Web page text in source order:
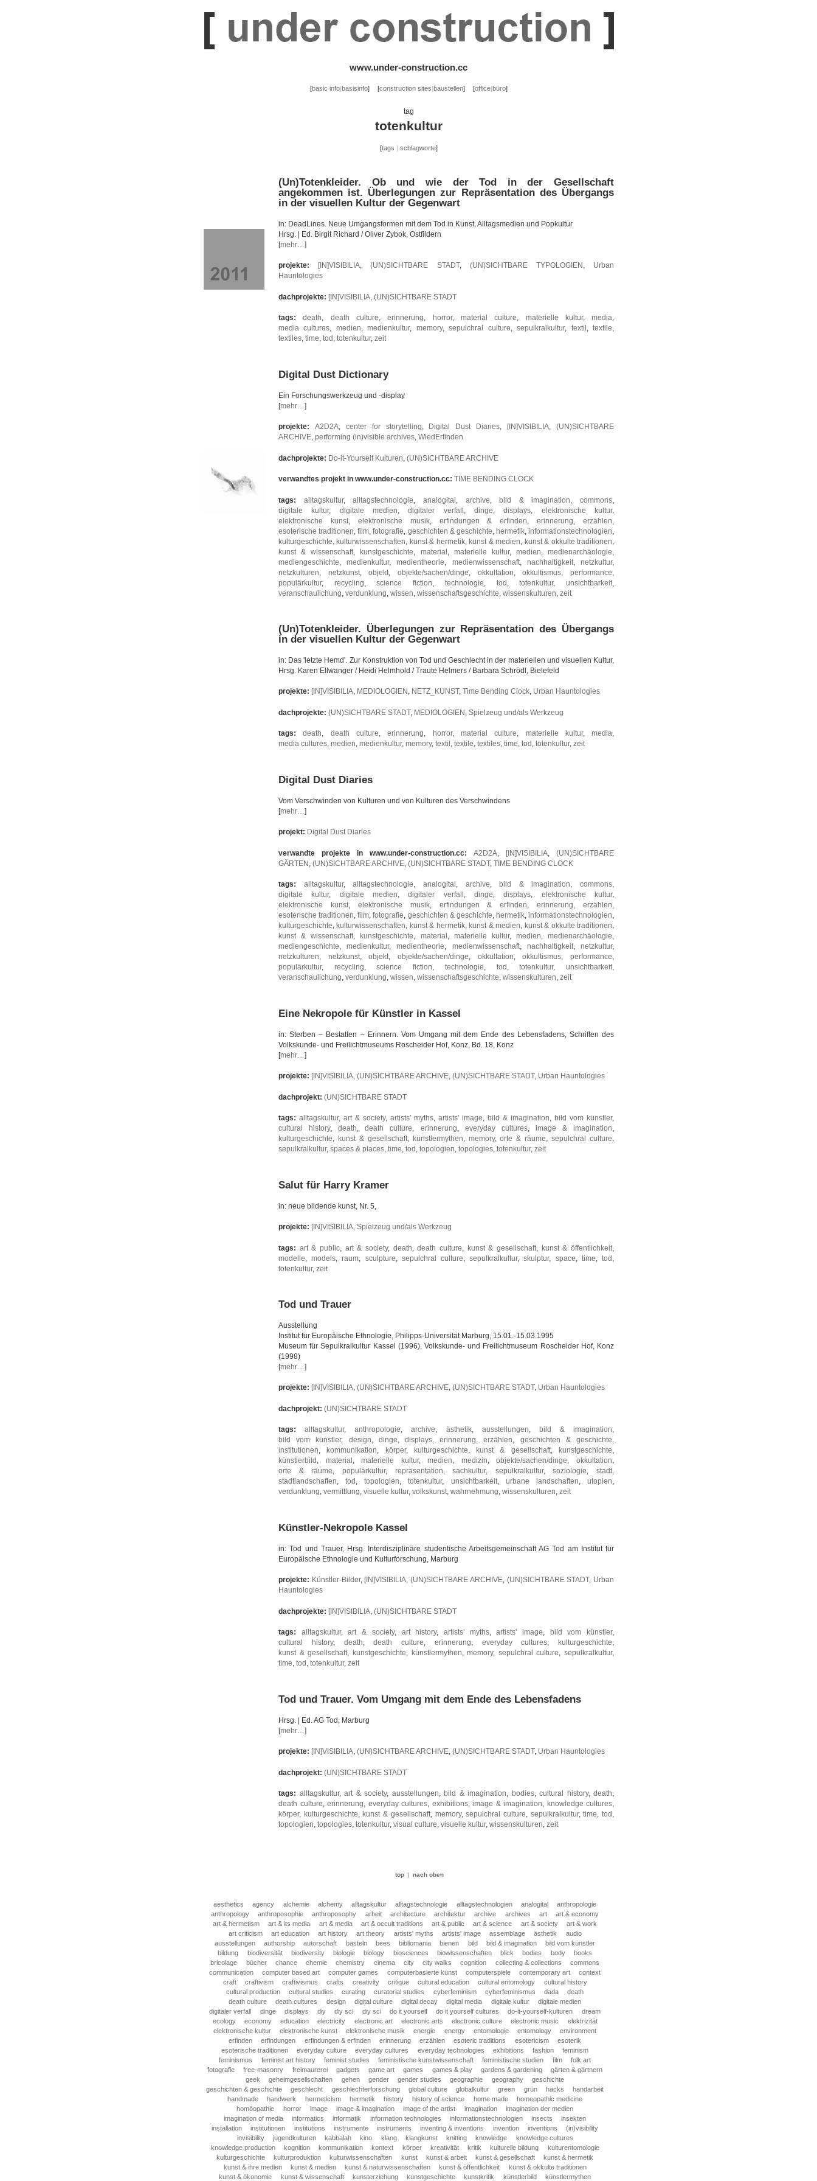
www.under-construction.cc
[basic info|basisinfo] [construction sites|baustellen] [office|büro]
tag
totenkultur
[tags schlagworte]
(Un)Totenkleider. Ob und wie der Tod in der Gesellschaft
angekommen ist. Überlegungen zur Repräsentation des Übergangs
in der visuellen Kultur der Gegenwart
in: DeadLines. Neue Umgangsformen mit dem Tod in Kunst, Alltagsmedien und Popkultur
Hrsg. | Ed. Birgit Richard / Oliver Zybok, Ostfildern
[mehr…]
projekte: [IN]VISIBILIA,(UN)SICHTBARE STADT, (UN)SICHTBARE TYPOLOGIEN , Urban
Hauntologies
dachprojekte: [IN]VISIBILIA (UN)SICHTBARE STADT
tags: death, death culture,erinnerung, horror, material culture, materielle kultur,media,
media cultures, medien,medienkultur, memory,sepulchral culture,sepulkralkultur, textil ,textile,
textiles, time, tod , totenkultur, zeit
Digital Dust Dictionary
Ein Forschungswerkzeug und -display
[mehr…]
projekte: A2D2A, center for storytelling, Digital Dust Diaries, [IN]VISIBILIA,(UN)SICHTBARE
ARCHIVE, performing (in)visible archives, WiedErfinden
dachprojekte: Do-it-Yourself Kulturen (UN)SICHTBARE ARCHIVE
verwandtes projekt in www.under-construction.cc: TIME BENDING CLOCK
tags: alltagskultur,alltagstechnologie analogital archive ,bild & imagination commons
digitale kultur, digitale medien ,digitaler verfall ,dinge ,displays elektronische kultur,
elektronische kunst, elektronische musik, erfindungen & erfinden ,erinnerung erzählen
esoterische traditionen ,film ,fotografie geschichten & geschichte hermetik, informationstechnologien
kulturgeschichte ,kulturwissenschaften kunst & hermetik,kunst & medien kunst & okkulte traditionen
kunst & wissenschaft ,kunstgeschichte material materielle kultur, medien medienarchäologie
mediengeschichte ,medienkultur,medientheorie medienwissenschaft, nachhaltigkeit,netzkultur,
netzkulturen
netzkunst,objekt ,objekte/sachen/dinge okkultation ,okkultismus ,performance
populärkultur, recycling ,science fiction technologie tod ,totenkultur,unsichtbarkeit
veranschaulichung verdunklung wissen wissenschaftsgeschichte wissenskulturen zeit
(Un)Totenkleider. Überlegungen zur Repräsentation des Übergangs
in der visuellen Kultur der Gegenwart
in: Das 'letzte Hemd'. Zur Konstruktion von Tod und Geschlecht in der materiellen und visuellen Kultur,
Hrsg. Karen Ellwanger / Heidi Helmhold / Traute Helmers / Barbara Schrödl, Bielefeld
projekte: [IN]VISIBILIA, MEDIOLOGIEN , NETZ_KUNST, Time Bending Clock, Urban Hauntologies
dachprojekte: (UN)SICHTBARE STADT, MEDIOLOGIEN Spielzeug und/als Werkzeug
tags: death, death culture,erinnerung, horror, material culture, materielle kultur,media,
media cultures, medien, medienkultur, memory, textil , textile, textiles, time, tod , totenkultur, zeit
Digital Dust Diaries
Vom Verschwinden von Kulturen und von Kulturen des Verschwindens
[mehr…]
projekt: Digital Dust Diaries
verwandte projekte in www.under-construction.cc: A2D2A [IN]VISIBILIA
(UN)SICHTBARE
GÄRTEN (UN)SICHTBARE ARCHIVE (UN)SICHTBARE STADT, TIME BENDING CLOCK
tags: alltagskultur,alltagstechnologie, analogital , archive, bild & imagination, commons,
digitale kultur, digitale medien,digitaler verfall ,dinge,displays, elektronische kultur,
elektronische kunst, elektronische musik, erfindungen & erfinden,erinnerung, erzählen,
esoterische traditionen,film,fotografie, geschichten & geschichte, hermetik, informationstechnologien,
kulturgeschichte, kulturwissenschaften, kunst & hermetik, kunst & medien, kunst & okkulte traditionen,
kunst & wissenschaft, kunstgeschichte, material , materielle kultur, medien, medienarchäologie,
mediengeschichte,medienkultur,medientheorie, medienwissenschaft, nachhaltigkeit,netzkultur,
netzkulturen, netzkunst,objekt,objekte/sachen/dinge, okkultation,okkultismus,performance,
populärkultur, recycling,science fiction, technologie, tod ,totenkultur,unsichtbarkeit,
veranschaulichung, verdunklung, wissen, wissenschaftsgeschichte, wissenskulturen, zeit
Eine Nekropole für Künstler in Kassel
in: Sterben – Bestatten – Erinnern. Vom Umgang mit dem Ende des Lebensfadens, Schriften des
Volkskunde- und Freilichtmuseums Roscheider Hof, Konz, Bd. 18, Konz
[mehr…]
projekte: [IN]VISIBILIA, (UN)SICHTBARE ARCHIVE, (UN)SICHTBARE STADT, Urban Hauntologies
dachprojekt: (UN)SICHTBARE STADT
tags: alltagskultur, art & society, artists' myths, artists' image, bild & imagination, bild vom künstler,
cultural history,death,death culture, erinnerung, everyday cultures, image & imagination,
kulturgeschichte, kunst & gesellschaft, künstlermythen, memory,orte & räume,sepulchral culture,
sepulkralkultur, spaces & places, time, tod , topologien, topologies, totenkultur, zeit
Salut für Harry Kramer
in: neue bildende kunst, Nr. 5,
projekte: [IN]VISIBILIA, Spielzeug und/als Werkzeug
tags: art & public art & society, death ,death culture kunst & gesellschaft kunst & öffentlichkeit
modelle ,models ,raum sculpture sepulchral culture ,sepulkralkultur,skulptur, space time ,tod
totenkultur, zeit
Tod und Trauer
Ausstellung
Institut für Europäische Ethnologie, Philipps-Universität Marburg, 15.01.-15.03.1995
Museum für Sepulkralkultur Kassel (1996), Volkskunde- und Freilichtmuseum Roscheider Hof, Konz
(1998)
[mehr…]
projekte: [IN]VISIBILIA, (UN)SICHTBARE ARCHIVE, (UN)SICHTBARE STADT, Urban Hauntologies
dachprojekt: (UN)SICHTBARE STADT
tags: alltagskultur,anthropologie,archive, ästhetik, ausstellungen, bild & imagination,
bild vom künstler, design, dinge,displays,erinnerung,erzählen, geschichten & geschichte,
institutionen, kommunikation, körper, kulturgeschichte, kunst & gesellschaft, kunstgeschichte,
künstlerbild , material ,materielle kultur,medien, medizin,objekte/sachen/dinge,okkultation,
orte & räume, populärkultur, repräsentation,sachkultur, sepulkralkultur,soziologie, stadt,
stadtlandschaften,tod ,topologien,totenkultur, unsichtbarkeit, urbane landschaften,utopien,
verdunklung, vermittlung, visuelle kultur, volkskunst, wahrnehmung, wissenskulturen, zeit
Künstler-Nekropole Kassel
in: Tod und Trauer, Hrsg. Interdisziplinäre studentische Arbeitsgemeinschaft AG Tod am Institut für
Europäische Ethnologie und Kulturforschung, Marburg
projekte: Künstler-Bilder, [IN]VISIBILIA,(UN)SICHTBARE ARCHIVE, (UN)SICHTBARE STADT, Urban
Hauntologies
dachprojekte: [IN]VISIBILIA (UN)SICHTBARE STADT
tags: alltagskultur,art & society, art history, artists' myths,artists' image, bild vom künstler,
cultural history, death,death culture, erinnerung, everyday cultures, kulturgeschichte,
kunst & gesellschaft, kunstgeschichte, künstlermythen,memory, sepulchral culture, sepulkralkultur,
time, tod , totenkultur, zeit
Tod und Trauer. Vom Umgang mit dem Ende des Lebensfadens
Hrsg. | Ed. AG Tod, Marburg
[mehr…]
projekte: [IN]VISIBILIA, (UN)SICHTBARE ARCHIVE, (UN)SICHTBARE STADT, Urban Hauntologies
dachprojekt: (UN)SICHTBARE STADT
tags: alltagskultur, art & society, ausstellungen, bild & imagination, bodies, cultural history, death,
death culture, erinnerung, everyday cultures, exhibitions, image & imagination, knowledge cultures,
körper, kulturgeschichte, kunst & gesellschaft, memory,sepulchral culture, sepulkralkultur,time,tod ,
topologien, topologies, totenkultur, visual culture, visuelle kultur, wissenskulturen, zeit
top nach oben
aesthetics agency alchemie alchemy alltagskultur alltagstechnologie alltagstechnologien analogital
anthropologie
anthropology
anthroposophie anthroposophy arbeit architecture architektur archive archives art
art & economy
art & hermetism
art & its media art & media art & occult traditions art & public art & science art & society
art & work
art criticism
art education art history art theory artists' myths artists' image assemblage ästhetik
audio
ausstellungen
authorship autorschaft basteln bees bibliomania bienen bild bild & imagination
bild vom künstler
bildung
biodiversität biodiversity biologie biology biosciences biowissenschaften blick bodies body
books
bricolage
bücher chance chemie chemistry cinema city city walks cognition collecting & collections
commons
communication
computer based art computer games computerbasierte kunst computerspiele contemporary art
context
craft
craftivism craftivismus crafts creativity critique cultural education cultural entomology
cultural history
cultural production
cultural studies curating curatorial studies cyberfeminism cyberfeminismus dada
death
death culture
death cultures design digital culture digital decay digital media digitale kultur
digitale medien
digitaler verfall
dinge displays diy diy sci diy sci do it yourself do it yourself cultures do-it-yourself-kulturen
dream
ecology
economy education electricity electronic art electronic arts electronic culture electronic music
elektrizität
elektronische kultur
elektronische kunst elektronische musik energie energy entomologie entomology
environment
erfinden
erfindungen erfindungen & erfinden erinnerung erzählen esoteric traditions esotericism
esoterik
esoterische traditionen
everyday culture everyday cultures everyday technologies exhibitions fashion
feminism
feminismus
feminist art history feminist studies feministische kunstwissenschaft feministische studien film
folk art
fotografie
free-masonry freimaurerei gadgets game art games games & play gardens & gardening
gärten & gärtnern
geek
geheimgesellschaften gehen gender gender studies geographie geography
geschichte
geschichten & geschichte
geschlecht geschlechterforschung global culture globalkultur green grün hacks
handarbeit
handmade
handwerk hermeticism hermetik history history of science home made
homeopathic medicine
homöopathie
horror image image & imagination image of the artist imagination
imagination der medien
imagination of media
informatics informatik information technologies informationstechnologien insects
insekten
installation
institutionen institutions instrumente instruments inventing & inventions invention inventions
(in)visibility
invisibility
jugendkulturen kabbalah kino klang klangkunst knitting knowledge
knowledge cultures
knowledge production
kognition kommunikation kontext körper kreativität kritik kulturelle bildung
kulturentomologie
kulturgeschichte
kulturproduktion kulturwissenschaften kunst kunst & arbeit kunst & gesellschaft
kunst & hermetik
kunst & ihre medien
kunst & medien kunst & naturwissenschaften kunst & öffentlichkeit
kunst & okkulte traditionen
kunst & ökonomie
kunst & wissenschaft kunsterziehung kunstgeschichte kunstkritik künstlerbild künstlermythen